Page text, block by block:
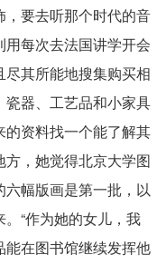
要去听那个时代的音
每次去法国讲学开会
其所能地搜集购买相
器、工艺品和小家具
资料找一个能了解其
，她觉得北京大学图
幅版画是第一批，以
“作为她的女儿，我
在图书馆继续发挥他